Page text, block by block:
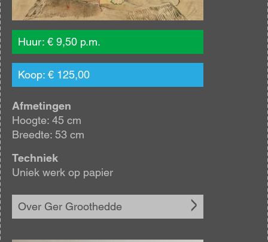
Huur: € 9,50 p.m.
Koop: € 125,00
Afmetingen
Hoogte: 45 cm
Breedte: 53 cm
Techniek
Uniek werk op papier
Over Ger Groothedde